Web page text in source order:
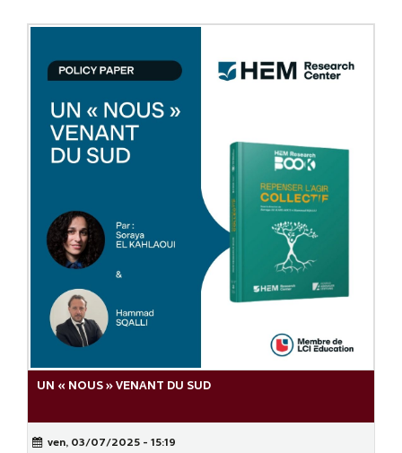
UN « NOUS » VENANT DU SUD
ven, 03/07/2025 - 15:19